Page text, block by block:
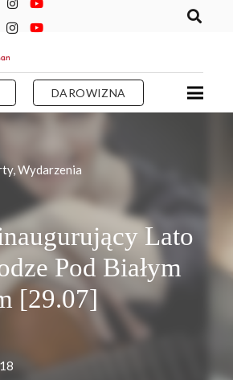
DAROWIZNA
,Wydarzenia
Lato
Pod Białym
[29.07]